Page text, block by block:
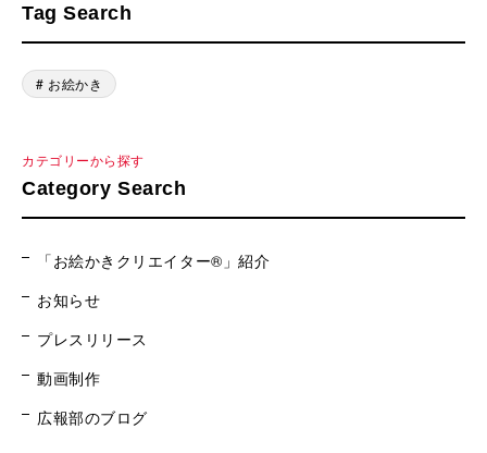
Tag Search
# お絵かき
カテゴリーから探す
Category Search
「お絵かきクリエイター®」紹介
お知らせ
プレスリリース
動画制作
広報部のブログ